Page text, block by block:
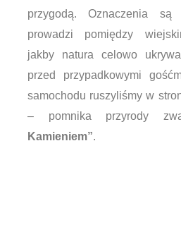
przygodą. Oznaczenia
prowadzi pomiędzy
jakby natura celowo
przed przypadkowymi
samochodu ruszyliśmy w
– pomnika przyrody
Kamieniem”.